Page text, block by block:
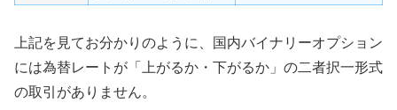
上記を見てお分かりのように、国内バイナリーオプション
には為替レートが「上がるか・下がるか」の二者択一形式
の取引がありません。